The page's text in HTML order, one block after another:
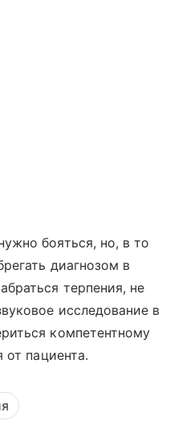
бояться, но, в то
диагнозом в
терпения, не
исследование в
компетентному
от пациента.